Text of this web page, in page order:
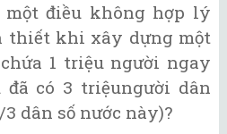
điều không hợp lý
thiết khi xây dựng một
1 triệu người ngay
đã có 3 triệungười dân
dân số nước này)?